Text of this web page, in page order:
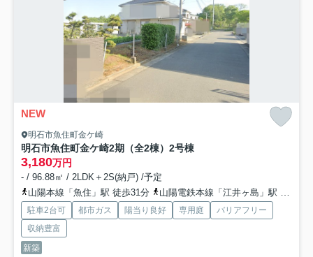
NEW
明石市魚住町金ケ崎
明石市魚住町金ケ崎2期（全2棟）2号棟
3,180万円
- / 96.88㎡ / 2LDK＋2S(納戸) /予定
山陽本線「魚住」駅 徒歩31分
山陽電鉄本線「江井ヶ島」駅 徒歩32分
駐車2台可 都市ガス 陽当り良好 専用庭
バリアフリー
収納豊富
新築